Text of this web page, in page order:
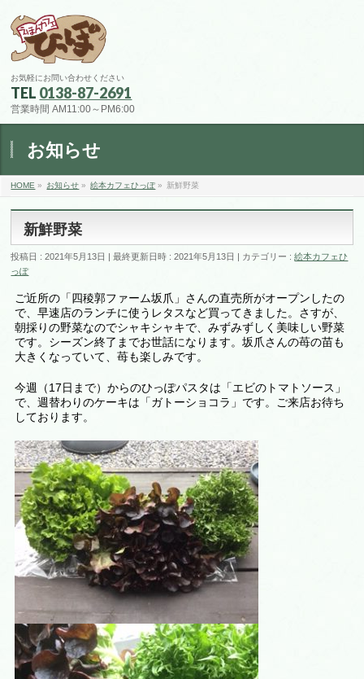
お気軽にお問い合わせください
TEL 0138-87-2691
営業時間 AM11:00～PM6:00
お知らせ
HOME » お知らせ » 絵本カフェひっぽ» 新鮮野菜
新鮮野菜
投稿日 : 2021年5月13日 最終更新日時 : 2021年5月13日 カテゴリー :絵本カフェひ
っぽ
ご近所の「四稜郭ファーム坂爪」さんの直売所がオープンしたの
で、早速店のランチに使うレタスなど買ってきました。さすが、
朝採りの野菜なのでシャキシャキで、みずみずしく美味しい野菜
です。シーズン終了までお世話になります。坂爪さんの苺の苗も
大きくなっていて、苺も楽しみです。
今週（17日まで）からのひっぽパスタは「エビのトマトソース」
で、週替わりのケーキは「ガトーショコラ」です。ご来店お待ち
しております。